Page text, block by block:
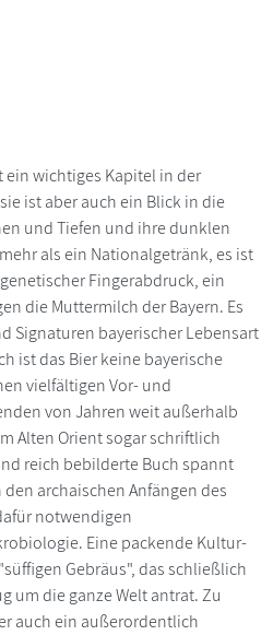
ein wichtiges Kapitel in der
ist aber auch ein Blick in die
und Tiefen und ihre dunklen
als ein Nationalgetränk, es ist
Fingerabdruck, ein
die Muttermilch der Bayern. Es
Signaturen bayerischer Lebensart
ist das Bier keine bayerische
vielfältigen Vor- und
von Jahren weit außerhalb
Alten Orient sogar schriftlich
reich bebilderte Buch spannt
archaischen Anfängen des
notwendigen
Eine packende Kultur-
Gebräus", das schließlich
um die ganze Welt antrat. Zu
auch ein außerordentlich